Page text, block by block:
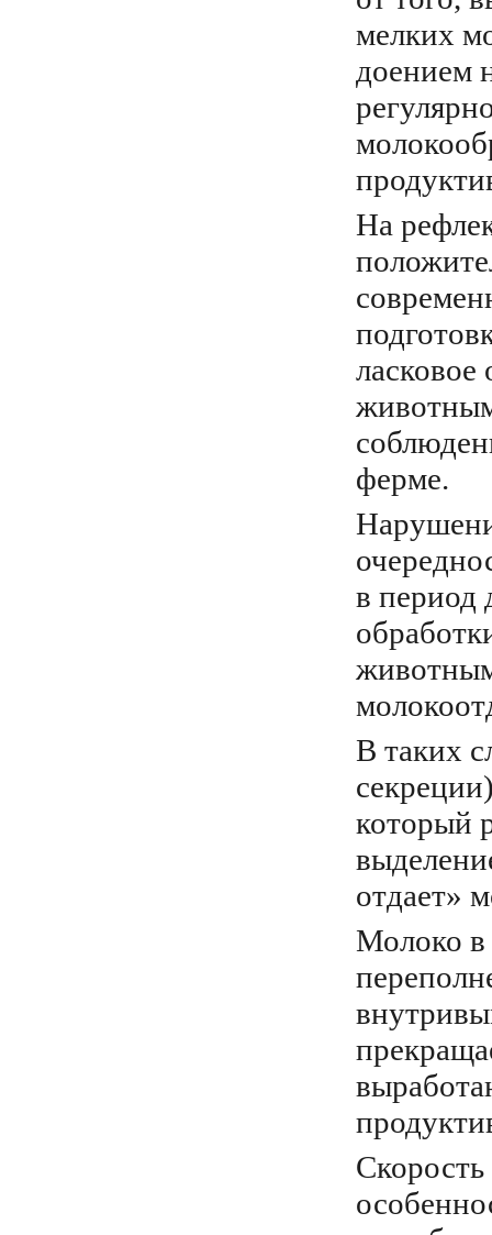
мелких
доением
На
ферме.
в период
В таких
который
отдает»
Молоко в